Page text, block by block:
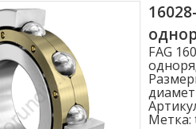
FAG
Метка: